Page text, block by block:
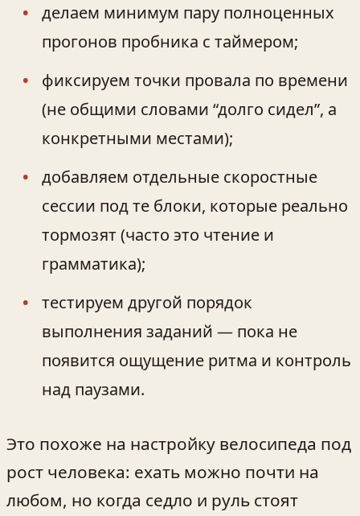
делаем минимум пару полноценных
прогонов пробника с таймером;
фиксируем точки провала по времени
(не общими словами “долго сидел”, а
конкретными местами);
добавляем отдельные скоростные
сессии под те блоки, которые реально
тормозят (часто это чтение и
грамматика);
тестируем другой порядок
выполнения заданий — пока не
появится ощущение ритма и контроль
над паузами.
Это похоже на настройку велосипеда под
рост человека: ехать можно почти на
любом, но когда седло и руль стоят